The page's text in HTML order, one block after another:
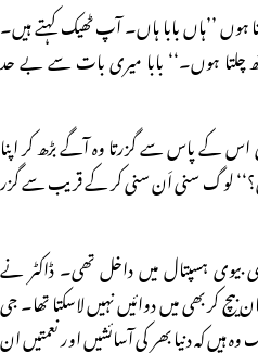
’’ہاں بابا ہاں۔ آپ ٹھیک کہتے ہیں۔
چلتا ہوں۔‘‘ بابا میری بات سے بے حد
اس کے پاس سے گزرتا وہ آگے بڑھ کر اپنا
لوگ سنی اَن سنی کر کے قریب سے گزر
بیوی ہسپتال میں داخل تھی۔ ڈاکٹر نے
بیچ کر بھی میں دوائیں نہیں لاسکتا تھا۔ جی
کہ دنیا بھر کی آسائشیں اور نعمتیں ان